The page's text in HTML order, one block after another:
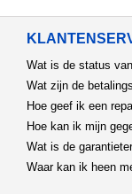
Wat is de status
Wat zijn de
Hoe geef ik een
Hoe kan ik mijn
Wat is de
Waar kan ik heen